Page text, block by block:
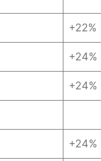
+22%
+24%
+24%
+24%